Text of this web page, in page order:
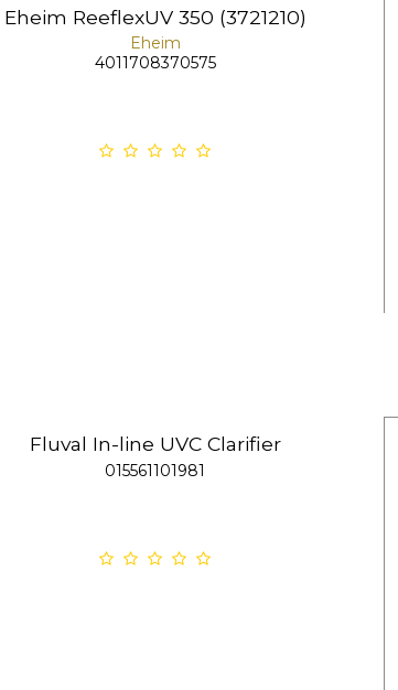
Eheim ReeflexUV 350 (3721210)
Eheim
4011708370575
Fluval In-line UVC Clarifier
015561101981